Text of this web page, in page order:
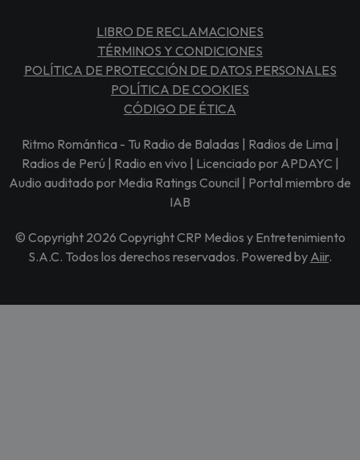
LIBRO DE RECLAMACIONES
TÉRMINOS Y CONDICIONES
POLÍTICA DE PROTECCIÓN DE DATOS PERSONALES
POLÍTICA DE COOKIES
CÓDIGO DE ÉTICA
Ritmo Romántica - Tu Radio de Baladas | Radios de Lima |
Radios de Perú | Radio en vivo | Licenciado por APDAYC |
Audio auditado por Media Ratings Council | Portal miembro de
IAB
© Copyright 2026 Copyright CRP Medios y Entretenimiento
S.A.C. Todos los derechos reservados. Powered by Aiir.